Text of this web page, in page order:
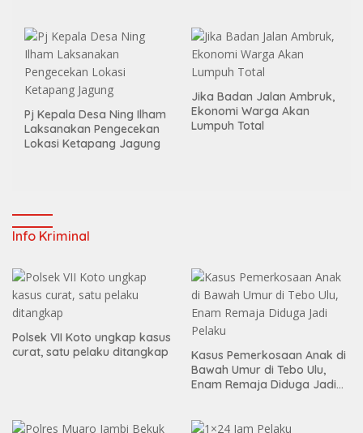
Pj Kepala Desa Ning Ilham
Laksanakan Pengecekan
Lokasi Ketapang Jagung
Jika Badan Jalan Ambruk,
Ekonomi Warga Akan
Lumpuh Total
Info Kriminal
Polsek VII Koto ungkap kasus
curat, satu pelaku ditangkap
Kasus Pemerkosaan Anak di
Bawah Umur di Tebo Ulu,
Enam Remaja Diduga Jadi